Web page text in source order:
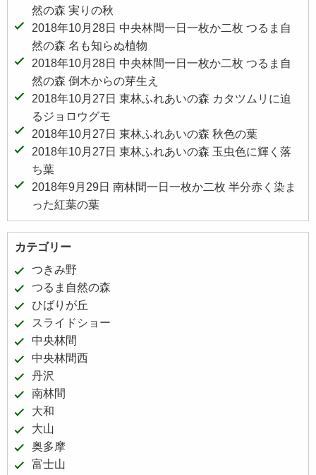
然の森 実りの秋
2018年10月28日 中央林間一日一枚か二枚 つるま自
然の森 名も知らぬ植物
2018年10月28日 中央林間一日一枚か二枚 つるま自
然の森 倒木からの芽生え
2018年10月27日 東林ふれあいの森 カタツムリに迫
るジョロウグモ
2018年10月27日 東林ふれあいの森 秋色の葉
2018年10月27日 東林ふれあいの森 玉虫色に輝く落
ち葉
2018年9月29日 南林間一日一枚か二枚 半分赤く染ま
った紅葉の葉
カテゴリー
つきみ野
つるま自然の森
ひばりが丘
スライドショー
中央林間
中央林間西
丹沢
南林間
大和
大山
奥多摩
富士山